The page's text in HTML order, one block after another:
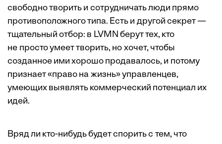
свободно творить и сотрудничать люди прямо
противоположного типа. Есть и другой секрет —
тщательный отбор: в LVMN берут тех, кто
не просто умеет творить, но хочет, чтобы
созданное ими хорошо продавалось, и потому
признает «право на жизнь» управленцев,
умеющих выявлять коммерческий потенциал их
идей.
Вряд ли кто-нибудь будет спорить с тем, что